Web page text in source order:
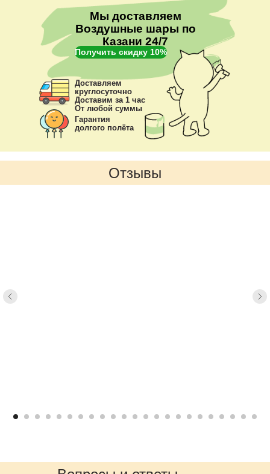
Мы доставляем
Воздушные шары по
Казани 24/7
Получить скидку 10%
Доставляем
круглосуточно
Доставим за 1 час
От любой суммы
Гарантия
долгого полёта
Отзывы